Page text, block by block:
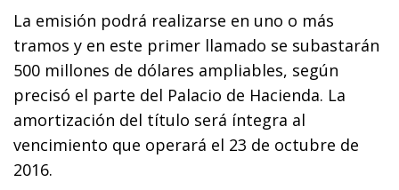
La emisión podrá realizarse en uno o más
tramos y en este primer llamado se subastarán
500 millones de dólares ampliables, según
precisó el parte del Palacio de Hacienda. La
amortización del título será íntegra al
vencimiento que operará el 23 de octubre de
2016.